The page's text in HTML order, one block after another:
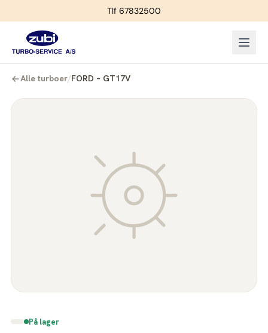
Tlf 67832500
Alle turboer/FORD – GT17V
På lager